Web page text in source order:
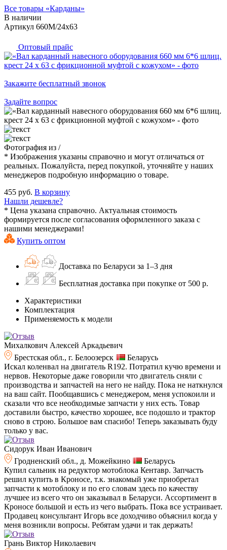
Все товары «Карданы»
В наличии
Артикул 660M/24x63
Оптовый прайс
Закажите бесплатный звонок
Задайте вопрос
Фотография из /
* Изображения указаны справочно и могут отличаться от
реальных. Пожалуйста, перед покупкой, уточняйте у наших
менеджеров подробную информацию о товаре.
455 руб. В корзину
Нашли дешевле?
* Цена указана справочно. Актуальная стоимость
формируется после согласования оформленного заказа с
нашими менеджерами!
Купить оптом
Доставка по Беларуси за 1–3 дня
Бесплатная доставка при покупке от 500 р.
Характеристики
Комплектация
Применяемость к модели
Михалкович Алексей Аркадьевич
Брестская обл., г. Белоозерск
Беларусь
Искал коленвал на двигатель R192. Потратил кучю времени и
нервов. Некоторые даже говорили что двигатель сняли с
производства и запчастей на него не найду. Пока не наткнулся
на ваш сайт. Пообщавшись с менеджером, меня успокоили и
сказали что все необходимые запчасти у них есть. Товар
доставили быстро, качество хорошее, все подошло и трактор
сново в строю. Большое вам спасибо! Теперь заказывать буду
только у вас.
Сидорук Иван Иванович
Гродненский обл., д. Можейкино
Беларусь
Купил сальник на редуктор мотоблока Кентавр. Запчасть
решил купить в Кроносе, т.к. знакомый уже приобретал
запчасти к мотоблоку и по его словам здесь по качеству
лучшее из всего что он заказывал в Беларуси. Ассортимент в
Кроносе большой и есть из чего выбрать. Пока все устраивает.
Продавец консультант Игорь все доходчиво объяснил когда у
меня возникли вопросы. Ребятам удачи и так держать!
Грань Виктор Николаевич